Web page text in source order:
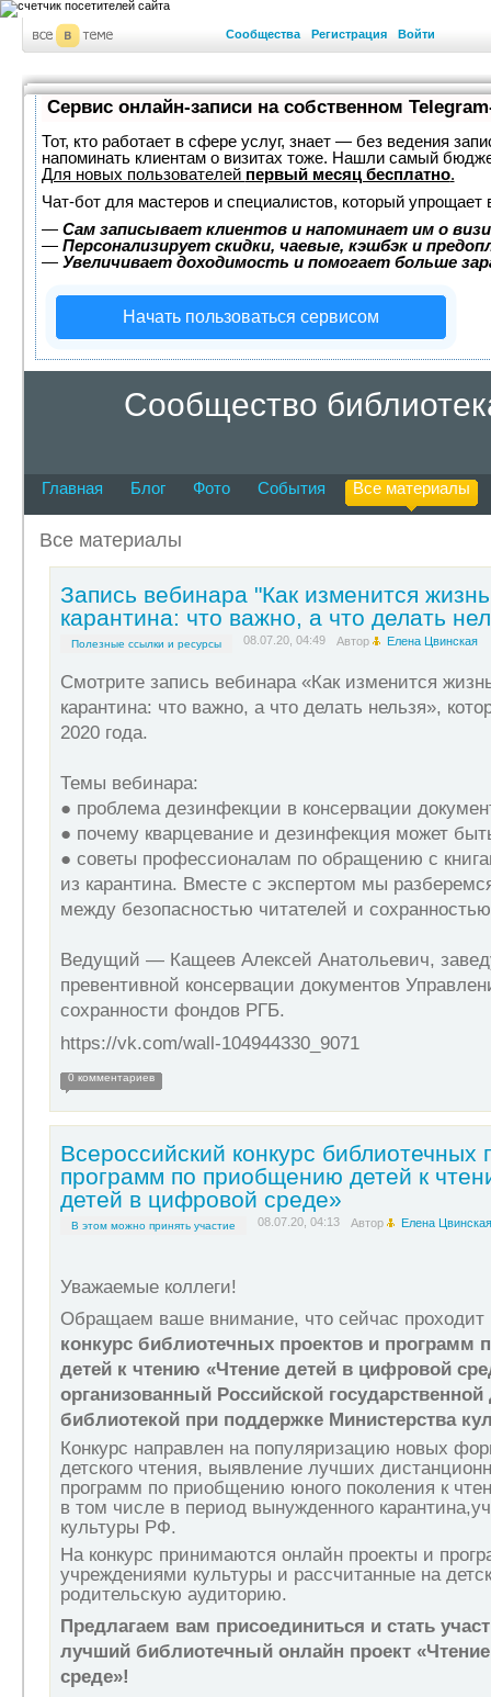
Сообщества Регистрация Войти
Сервис онлайн-записи на собственном
Тот, кто работает в сфере услуг, знает — без ведения
напоминать клиентам о визитах тоже. Нашли самый
Для новых пользователей первый месяц бесплатно.
Чат-бот для мастеров и специалистов, который упрощает
— Сам записывает клиентов и напоминает им о
— Персонализирует скидки, чаевые, кэшбэк и
— Увеличивает доходимость и помогает больше
Начать пользоваться сервисом
Сообщество
Главная Блог Фото События Все материалы
Все материалы
Запись вебинара "Как изменится
карантина: что важно, а что делать
Полезные ссылки и ресурсы 08.07.20, 04:49 Автор Елена Цвинская
Смотрите запись вебинара «Как изменится
карантина: что важно, а что делать нельзя»,
2020 года.
Темы вебинара:
● проблема дезинфекции в консервации
● почему кварцевание и дезинфекция может
● советы профессионалам по обращению с
из карантина. Вместе с экспертом мы
между безопасностью читателей и сохранностью
Ведущий — Кащеев Алексей Анатольевич,
превентивной консервации документов
сохранности фондов РГБ.
https://vk.com/wall-104944330_9071
0 комментариев
Всероссийский конкурс библиотечных
программ по приобщению детей к
детей в цифровой среде»
В этом можно принять участие 08.07.20, 04:13 Автор Елена Цвинская
Уважаемые коллеги!
Обращаем ваше внимание, что сейчас проходит
конкурс библиотечных проектов и программ
детей к чтению «Чтение детей в цифровой
организованный Российской государственной
библиотекой при поддержке Министерства
Конкурс направлен на популяризацию новых
детского чтения, выявление лучших
программ по приобщению юного поколения к
в том числе в период вынужденного
культуры РФ.
На конкурс принимаются онлайн проекты и
учреждениями культуры и рассчитанные на
родительскую аудиторию.
Предлагаем вам присоединиться и стать
лучший библиотечный онлайн проект
среде»!